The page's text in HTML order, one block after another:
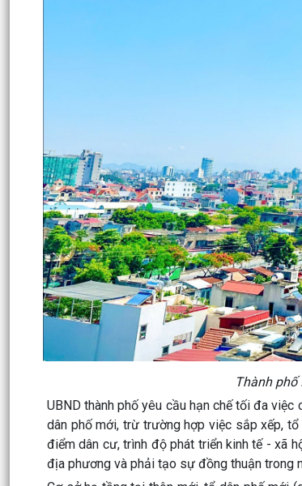
Thành
UBND thành phố yêu cầu hạn chế tối đa
dân phố mới, trừ trường hợp việc sắp xếp,
điểm dân cư, trình độ phát triển kinh tế - xã
địa phương và phải tạo sự đồng thuận trong